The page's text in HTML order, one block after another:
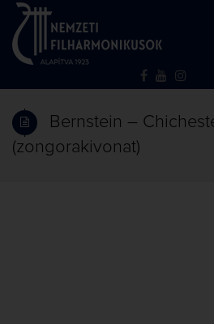
Bernstein –
(zongorakivonat)